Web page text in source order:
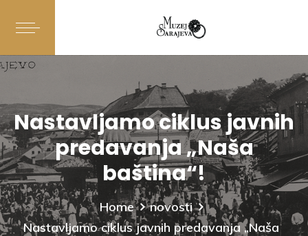
Nastavljamo ciklus javnih
predavanja „Naša
baština“!
Home
novosti
Nastavljamo ciklus javnih predavanja „Naša